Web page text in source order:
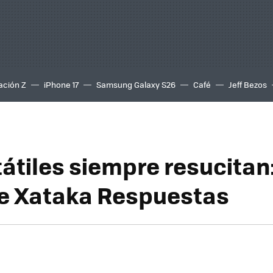
Z iPhone 17 Samsung Galaxy S26 Café Jeff Bezos
siempre
Xataka Respuestas